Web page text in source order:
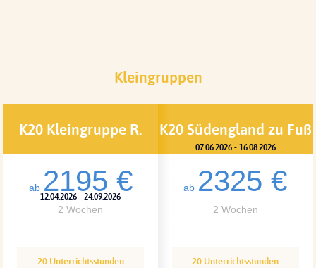
Kleingruppen
K20 Kleingruppe R.
Pilcher
12.04.2026 - 24.09.2026
ab 2195 €
2 Wochen
20 Unterrichtsstunden
K20 Südengland zu Fuß
07.06.2026 - 16.08.2026
ab 2325 €
2 Wochen
20 Unterrichtsstunden